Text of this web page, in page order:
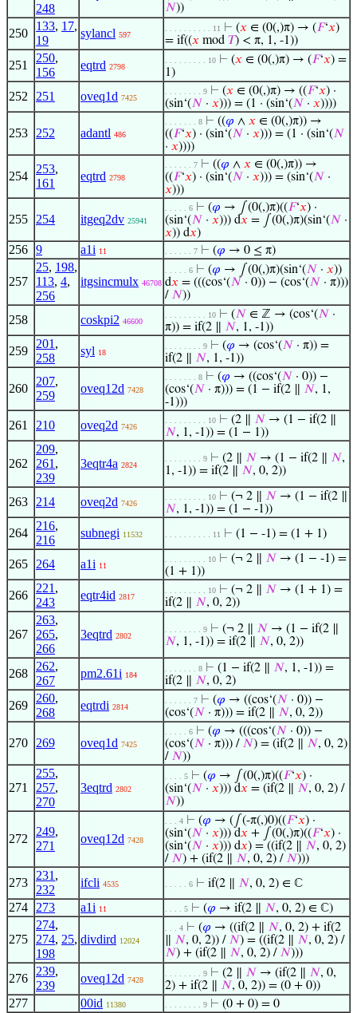
248
𝑁))
250
133, 17,
19
sylancl 597
. . . . . . . . . . 11 ⊢ (𝑥 ∈ (0(,)π) → (𝐹‘𝑥)
= if((𝑥 mod 𝑇) < π, 1, -1))
251
250,
156
eqtrd 2798
. . . . . . . . . 10 ⊢ (𝑥 ∈ (0(,)π) → (𝐹‘𝑥) =
1)
252 251 oveq1d 7425
. . . . . . . . 9 ⊢ (𝑥 ∈ (0(,)π) → ((𝐹‘𝑥) ·
(sin‘(𝑁 · 𝑥))) = (1 · (sin‘(𝑁 · 𝑥))))
253 252 adantl 486
. . . . . . . 8 ⊢ ((𝜑 ∧ 𝑥 ∈ (0(,)π)) →
((𝐹‘𝑥) · (sin‘(𝑁 · 𝑥))) = (1 · (sin‘(𝑁
· 𝑥))))
254
253,
161
eqtrd 2798
. . . . . . 7 ⊢ ((𝜑 ∧ 𝑥 ∈ (0(,)π)) →
((𝐹‘𝑥) · (sin‘(𝑁 · 𝑥))) = (sin‘(𝑁 ·
𝑥)))
255 254 itgeq2dv 25941
. . . . . 6 ⊢ (𝜑 → ∫(0(,)π)((𝐹‘𝑥) ·
(sin‘(𝑁 · 𝑥))) d𝑥 = ∫(0(,)π)(sin‘(𝑁 ·
𝑥)) d𝑥)
256 9 a1i 11 . . . . . . 7 ⊢ (𝜑 → 0 ≤ π)
257
25, 198,
113, 4,
256
itgsincmulx 46708
. . . . . 6 ⊢ (𝜑 → ∫(0(,)π)(sin‘(𝑁 · 𝑥))
d𝑥 = (((cos‘(𝑁 · 0)) − (cos‘(𝑁 · π)))
/ 𝑁))
258 coskpi2 46600
. . . . . . . . . 10 ⊢ (𝑁 ∈ ℤ → (cos‘(𝑁 ·
π)) = if(2 ∥ 𝑁, 1, -1))
259
201 ,
258
syl 18
. . . . . . . . 9 ⊢ (𝜑 → (cos‘(𝑁 · π)) =
if(2 ∥ 𝑁, 1, -1))
260
207,
259
oveq12d 7428
. . . . . . . 8 ⊢ (𝜑 → ((cos‘(𝑁 · 0)) −
(cos‘(𝑁 · π))) = (1 − if(2 ∥ 𝑁, 1,
-1)))
261 210 oveq2d 7426
. . . . . . . . . 10 ⊢ (2 ∥ 𝑁 → (1 − if(2 ∥
𝑁, 1, -1)) = (1 − 1))
262
209,
261 ,
239
3eqtr4a 2824
. . . . . . . . 9 ⊢ (2 ∥ 𝑁 → (1 − if(2 ∥ 𝑁,
1, -1)) = if(2 ∥ 𝑁, 0, 2))
263 214 oveq2d 7426
. . . . . . . . . 10 ⊢ (¬ 2 ∥ 𝑁 → (1 − if(2 ∥
𝑁, 1, -1)) = (1 − -1))
264
216,
216
subnegi 11532 . . . . . . . . . . 11 ⊢ (1 − -1) = (1 + 1)
265 264 a1i 11
. . . . . . . . . 10 ⊢ (¬ 2 ∥ 𝑁 → (1 − -1) =
(1 + 1))
266
221 ,
243
eqtr4id 2817
. . . . . . . . . 10 ⊢ (¬ 2 ∥ 𝑁 → (1 + 1) =
if(2 ∥ 𝑁, 0, 2))
267
263,
265,
266
3eqtrd 2802
. . . . . . . . 9 ⊢ (¬ 2 ∥ 𝑁 → (1 − if(2 ∥
𝑁, 1, -1)) = if(2 ∥ 𝑁, 0, 2))
268
262,
267
pm2.61i 184
. . . . . . . 8 ⊢ (1 − if(2 ∥ 𝑁, 1, -1)) =
if(2 ∥ 𝑁, 0, 2)
269
260,
268
eqtrdi 2814
. . . . . . 7 ⊢ (𝜑 → ((cos‘(𝑁 · 0)) −
(cos‘(𝑁 · π))) = if(2 ∥ 𝑁, 0, 2))
270 269 oveq1d 7425
. . . . . 6 ⊢ (𝜑 → (((cos‘(𝑁 · 0)) −
(cos‘(𝑁 · π))) / 𝑁) = (if(2 ∥ 𝑁, 0, 2)
/ 𝑁))
271
255,
257,
270
3eqtrd 2802
. . . . 5 ⊢ (𝜑 → ∫(0(,)π)((𝐹‘𝑥) ·
(sin‘(𝑁 · 𝑥))) d𝑥 = (if(2 ∥ 𝑁, 0, 2) /
𝑁))
272
249,
271
oveq12d 7428
. . . 4 ⊢ (𝜑 → (∫(-π(,)0)((𝐹‘𝑥) ·
(sin‘(𝑁 · 𝑥))) d𝑥 + ∫(0(,)π)((𝐹‘𝑥) ·
(sin‘(𝑁 · 𝑥))) d𝑥) = ((if(2 ∥ 𝑁, 0, 2)
/ 𝑁) + (if(2 ∥ 𝑁, 0, 2) / 𝑁)))
273
231 ,
232
ifcli 4535 . . . . . 6 ⊢ if(2 ∥ 𝑁, 0, 2) ∈ ℂ
274 273 a1i 11 . . . . 5 ⊢ (𝜑 → if(2 ∥ 𝑁, 0, 2) ∈ ℂ)
275
274,
274, 25,
198
divdird 12024
. . . 4 ⊢ (𝜑 → ((if(2 ∥ 𝑁, 0, 2) + if(2
𝑁, 0, 2)) / 𝑁) = ((if(2 ∥ 𝑁, 0, 2) /
𝑁) + (if(2 ∥ 𝑁, 0, 2) / 𝑁)))
276
239,
239
oveq12d 7428
. . . . . . . . 9 ⊢ (2 ∥ 𝑁 → (if(2 ∥ 𝑁, 0,
2) + if(2 ∥ 𝑁, 0, 2)) = (0 + 0))
277 00id 11380 . . . . . . . . 9 ⊢ (0 + 0) = 0